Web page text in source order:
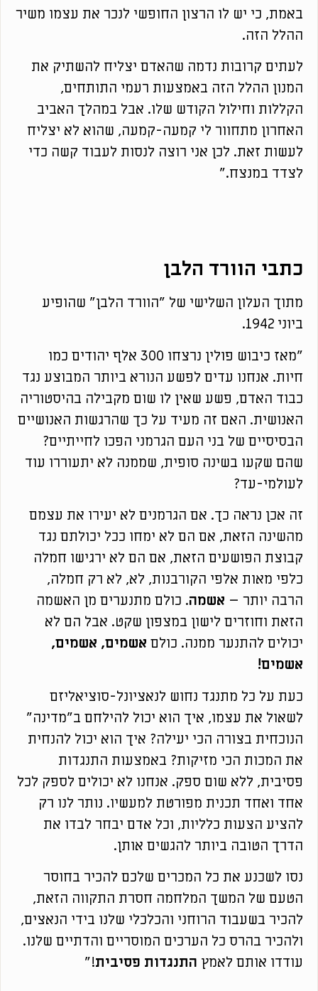
באמת, כי יש לו הרצון החופשי לנכר את עצמו משיר
ההלל הזה.
לעתים קרובות נדמה שהאדם יצליח להשתיק את
המנון ההלל הזה באמצעות רעמי התותחים,
הקללות וחילול הקודש שלו. אבל במהלך האביב
האחרון מתחוור לי קמעה-קמעה, שהוא לא יצליח
לעשות זאת. לכן אני רוצה לנסות לעבוד קשה כדי
לצדד במנצח."
כתבי הוורד הלבן
מתוך העלון השלישי של "הוורד הלבן" שהופיע
ביוני 1942.
"מאז כיבוש פולין נרצחו 300 אלף יהודים כמו
חיות. אנחנו עדים לפשע הנורא ביותר המבוצע נגד
כבוד האדם, פשע שאין לו שום מקבילה בהיסטוריה
האנושית. האם זה מעיד על כך שהרגשות האנושיים
הבסיסיים של בני העם הגרמני הפכו לחייתיים?
שהם שקעו בשינה סופית, שממנה לא יתעוררו עוד
לעולמי-עד?
זה אכן נראה כך. אם הגרמנים לא יעירו את עצמם
מהשינה הזאת, אם הם לא ימחו ככל יכולתם נגד
קבוצת הפושעים הזאת, אם הם לא ירגישו חמלה
כלפי מאות אלפי הקורבנות, לא, לא רק חמלה,
הרבה יותר – אשמה. כולם מתנערים מן האשמה
הזאת וחוזרים לישון במצפון שקט. אבל הם לא
יכולים להתנער ממנה. כולם אשמים, אשמים,
אשמים!
כעת על כל מתנגד נחוש לנאציונל-סוציאליזם
לשאול את עצמו, איך הוא יכול להילחם ב"מדינה"
הנוכחית בצורה הכי יעילה? איך הוא יכול להנחית
את המכות הכי מזיקות? באמצעות התנגדות
פסיבית, ללא שום ספק. אנחנו לא יכולים לספק לכל
אחד ואחד תכנית מפורטת למעשיו. נותר לנו רק
להציע הצעות כלליות, וכל אדם יבחר לבדו את
הדרך הטובה ביותר להגשים אותן.
נסו לשכנע את כל המכרים שלכם להכיר בחוסר
הטעם של המשך המלחמה חסרת התקווה הזאת,
להכיר בשעבוד הרוחני והכלכלי שלנו בידי הנאצים,
ולהכיר בהרס כל הערכים המוסריים והדתיים שלנו.
עודדו אותם לאמץ התנגדות פסיבית!"